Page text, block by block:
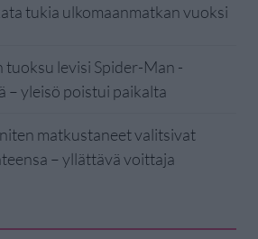
tukia ulkomaanmatkan vuoksi
tuoksu levisi Spider-Man -
– yleisö poistui paikalta
matkustaneet valitsivat
– yllättävä voittaja